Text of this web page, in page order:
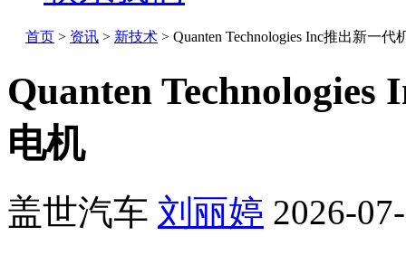
首页 > 资讯 > 新技术 > Quanten Technologies Inc推出新一代
Quanten
电机
盖世汽车 刘丽婷 2026-